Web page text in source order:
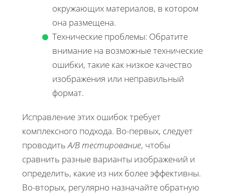
окружающих материалов, в котором
она размещена.
Технические проблемы: Обратите
внимание на возможные технические
ошибки, такие как низкое качество
изображения или неправильный
формат.
Исправление этих ошибок требует
комплексного подхода. Во-первых, следует
проводитьA/B тестирование, чтобы
сравнить разные варианты изображений и
определить, какие из них более эффективны.
Во-вторых, регулярно назначайте обратную